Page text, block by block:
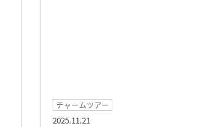
日常生活
2025.10.14